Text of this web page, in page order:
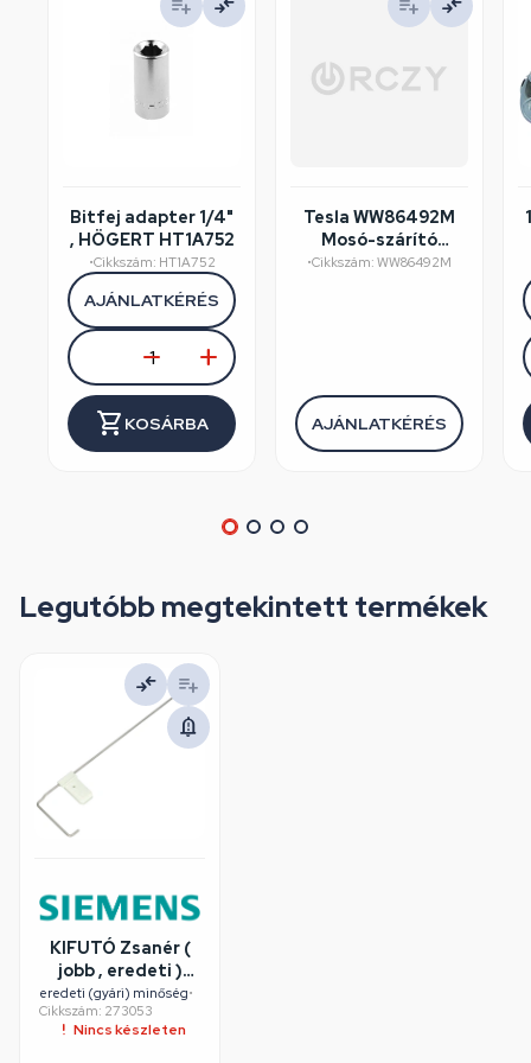
Bitfej adapter 1/4"
, HÖGERT HT1A752
•Cikkszám: HT1A752
AJÁNLATKÉRÉS
KOSÁRBA
Tesla WW86492M
Mosó-szárító
felújított/szépséghibás
•Cikkszám: WW86492M
AJÁNLATKÉRÉS
Legutóbb megtekintett termékek
KIFUTÓ Zsanér (
jobb , eredeti )
SIEMENS
mosógép /
RENDELÉSRE
eredeti (gyári) minőség•
Cikkszám: 273053
Nincs készleten